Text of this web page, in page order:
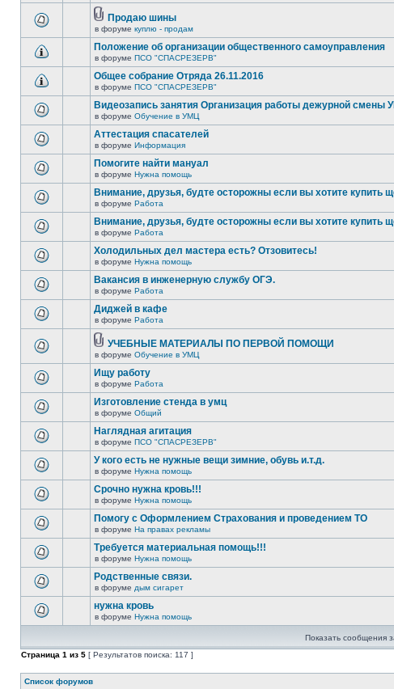
Продаю шины
в форуме куплю - продам
Положение об организации общественного самоуправления
в форуме ПСО "СПАСРЕЗЕРВ"
Общее собрание Отряда 26.11.2016
в форуме ПСО "СПАСРЕЗЕРВ"
Видеозапись занятия Организация работы дежурной смены
в форуме Обучение в УМЦ
Аттестация спасателей
в форуме Информация
Помогите найти мануал
в форуме Нужна помощь
Внимание, друзья, будте осторожны если вы хотите купить
в форуме Работа
Внимание, друзья, будте осторожны если вы хотите купить
в форуме Работа
Холодильных дел мастера есть? Отзовитесь!
в форуме Нужна помощь
Вакансия в инженерную службу ОГЭ.
в форуме Работа
Диджей в кафе
в форуме Работа
УЧЕБНЫЕ МАТЕРИАЛЫ ПО ПЕРВОЙ ПОМОЩИ
в форуме Обучение в УМЦ
Ищу работу
в форуме Работа
Изготовление стенда в умц
в форуме Общий
Наглядная агитация
в форуме ПСО "СПАСРЕЗЕРВ"
У кого есть не нужные вещи зимние, обувь и.т.д.
в форуме Нужна помощь
Срочно нужна кровь!!!
в форуме Нужна помощь
Помогу с Оформлением Страхования и проведением ТО
в форуме На правах рекламы
Требуется материальная помощь!!!
в форуме Нужна помощь
Родственные связи.
в форуме дым сигарет
нужна кровь
в форуме Нужна помощь
Показать сообщения
Страница 1 из 5 [ Результатов поиска: 117 ]
Список форумов